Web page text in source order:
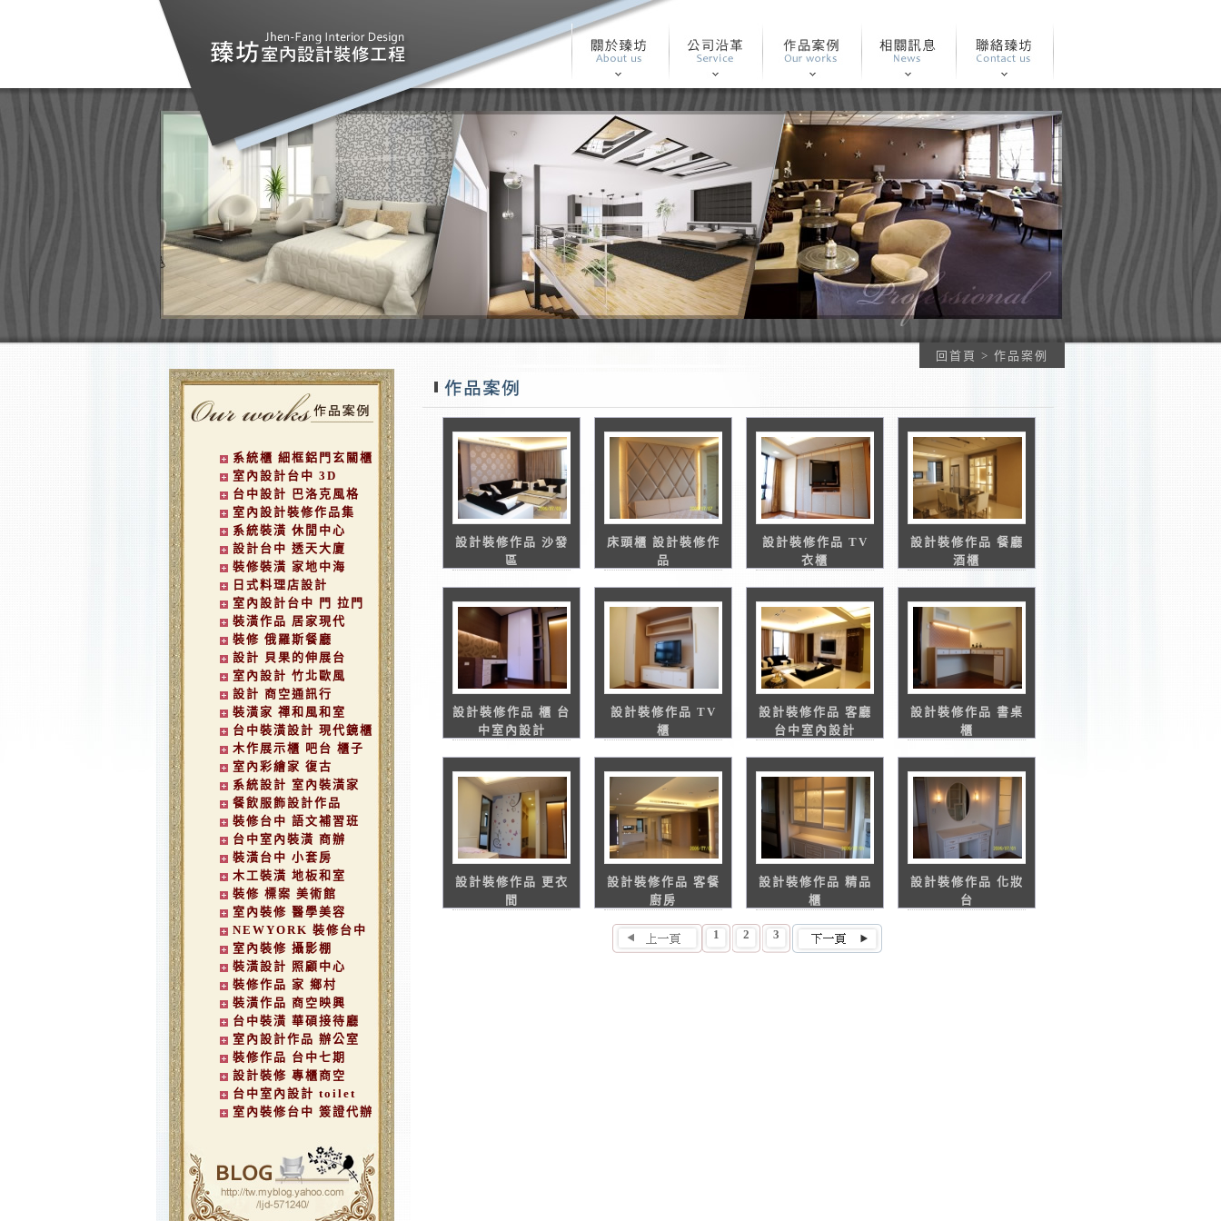
系統櫃 細框鋁門玄關櫃
室內設計台中 3D
台中設計 巴洛克風格
室內設計裝修作品集
系統裝潢 休閒中心
設計台中 透天大廈
裝修裝潢 家地中海
日式料理店設計
室內設計台中 門 拉門
裝潢作品 居家現代
裝修 俄羅斯餐廳
設計 貝果的伸展台
室內設計 竹北歐風
設計 商空通訊行
裝潢家 禪和風和室
台中裝潢設計 現代鏡櫃
木作展示櫃 吧台 櫃子
室內彩繪家 復古
系統設計 室內裝潢家
餐飲服飾設計作品
裝修台中 語文補習班
台中室內裝潢 商辦
裝潢台中 小套房
木工裝潢 地板和室
裝修 標案 美術館
室內裝修 醫學美容
NEWYORK 裝修台中
室內裝修 攝影棚
裝潢設計 照顧中心
裝修作品 家 鄉村
裝潢作品 商空映興
台中裝潢 華碩接待廳
室內設計作品 辦公室
裝修作品 台中七期
設計裝修 專櫃商空
台中室內設計 toilet
室內裝修台中 簽證代辦
回首頁 > 作品案例
設計裝修作品 沙發
區
床頭櫃 設計裝修作
品
設計裝修作品 TV
衣櫃
設計裝修作品 餐廳
酒櫃
設計裝修作品 櫃 台
中室內設計
設計裝修作品 TV
櫃
設計裝修作品 客廳
台中室內設計
設計裝修作品 書桌
櫃
設計裝修作品 更衣
間
設計裝修作品 客餐
廚房
設計裝修作品 精品
櫃
設計裝修作品 化妝
台
1 2 3